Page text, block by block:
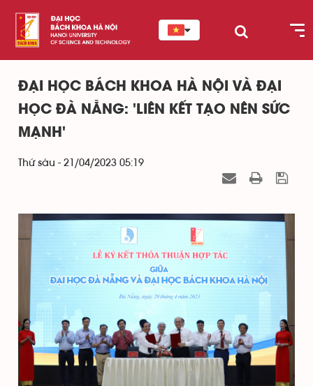
ĐẠI HỌC BÁCH KHOA HÀ NỘI VÀ ĐẠI
HỌC ĐÀ NẴNG: 'LIÊN KẾT TẠO NÊN SỨC
MẠNH'
Thứ sáu - 21/04/2023 05:19